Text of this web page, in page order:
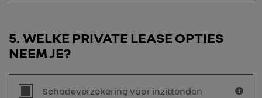
5 WELKE PRIVATE LEASE OPTIES
NEEM JE?
Schadeverzekering voor inzittenden